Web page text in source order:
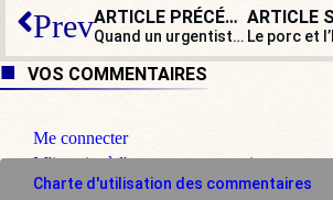
Prev ARTICLE PRÉCÉDENT
Quand un urgentiste justifie l’agression des pompiers… parce que ce sont des militaires !
VOS COMMENTAIRES
Me connecter
M'inscrire à l'espace commentaire
Charte d'utilisation des commentaires